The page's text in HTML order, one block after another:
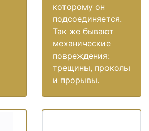
которому он
подсоединяется.
Так же бывают
механические
повреждения:
трещины, проколы
и прорывы.